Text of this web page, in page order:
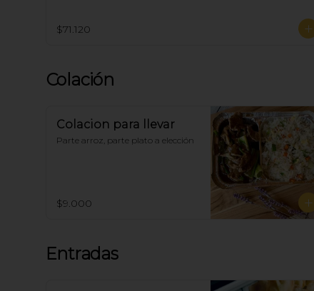
1 Pollo Cebollín,
4 Arroz Chaufan
$71.120
Colación
Colacion para llevar
Parte arroz, parte plato a elección
$9.000
Entradas